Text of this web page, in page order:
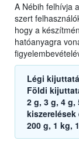
A Nébih felhívja
szert
hogy a
hatóanyagra
Légi
Földi
2 g, 3 g, 4 g,
kiszerelések
200 g, 1 kg,